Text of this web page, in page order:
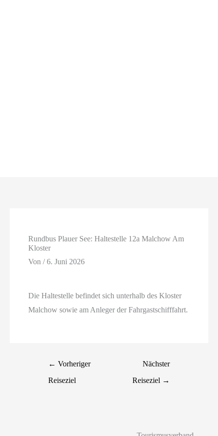
Rundbus Plauer See: Haltestelle 12a Malchow Am
Kloster
Von/6. Juni 2026
Die Haltestelle befindet sich unterhalb des Kloster
Malchow sowie am Anleger der Fahrgastschifffahrt.
← Vorheriger
Reiseziel
Nächster
Reiseziel →